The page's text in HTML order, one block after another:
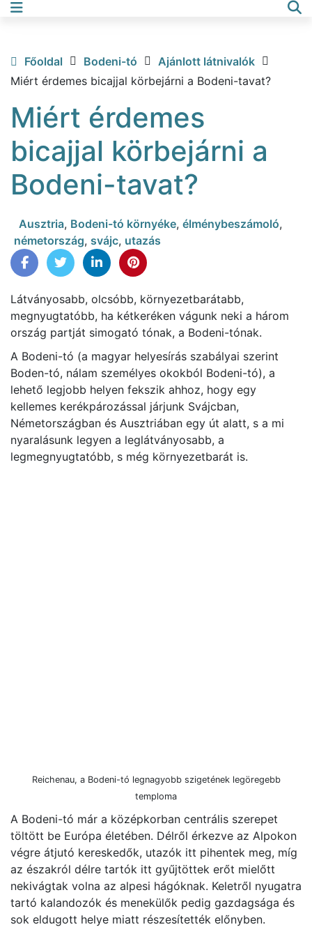
Főoldal Bodeni-tó
Ajánlott látnivalók
Miért érdemes bicajjal körbejárni a Bodeni-tavat?
Miért érdemes
bicajjal körbejárni a
Bodeni-tavat?
Ausztria, Bodeni-tó környéke, élménybeszámoló,
németország, svájc, utazás
Látványosabb, olcsóbb, környezetbarátabb,
megnyugtatóbb, ha kétkeréken vágunk neki a három
ország partját simogató tónak, a Bodeni-tónak.
A Bodeni-tó (a magyar helyesírás szabályai szerint
Boden-tó, nálam személyes okokból Bodeni-tó), a
lehető legjobb helyen fekszik ahhoz, hogy egy
kellemes kerékpározással járjunk Svájcban,
Németországban és Ausztriában egy út alatt, s a mi
nyaralásunk legyen a leglátványosabb, a
legmegnyugtatóbb, s még környezetbarát is.
Reichenau, a Bodeni-tó legnagyobb szigetének legöregebb
temploma
A Bodeni-tó már a középkorban centrális szerepet
töltött be Európa életében. Délről érkezve az Alpokon
végre átjutó kereskedők, utazók itt pihentek meg, míg
az északról délre tartók itt gyűjtöttek erőt mielőtt
nekivágtak volna az alpesi hágóknak. Keletről nyugatra
tartó kalandozók és menekülők pedig gazdagsága és
sok eldugott helye miatt részesítették előnyben.